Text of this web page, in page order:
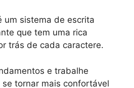
um sistema de escrita
que tem uma rica
trás de cada caractere.
e trabalhe
tornar mais confortável